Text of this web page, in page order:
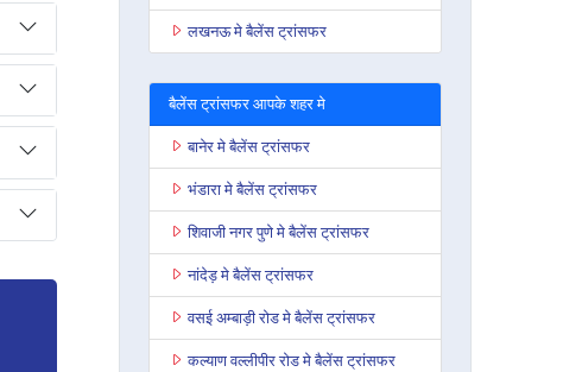
लखनऊ मे बैलेंस ट्रांसफर
बैलेंस ट्रांसफर आपके शहर मे
बानेर मे बैलेंस ट्रांसफर
भंडारा मे बैलेंस ट्रांसफर
शिवाजी नगर पुणे मे बैलेंस ट्रांसफर
नांदेड़ मे बैलेंस ट्रांसफर
वसई अम्बाड़ी रोड मे बैलेंस ट्रांसफर
कल्याण वल्लीपीर रोड मे बैलेंस ट्रांसफर